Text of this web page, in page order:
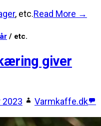
, etc.Read More →
/ etc.
giver
2023
Varmkaffe.dk